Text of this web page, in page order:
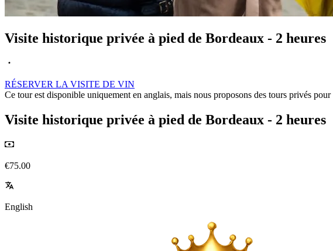
Visite historique privée à pied de Bordeaux - 2 heures
RÉSERVER LA VISITE DE VIN
Ce tour est disponible uniquement en anglais, mais nous proposons des tours privés
Visite historique privée à pied de Bordeaux - 2 heures
€75.00
English